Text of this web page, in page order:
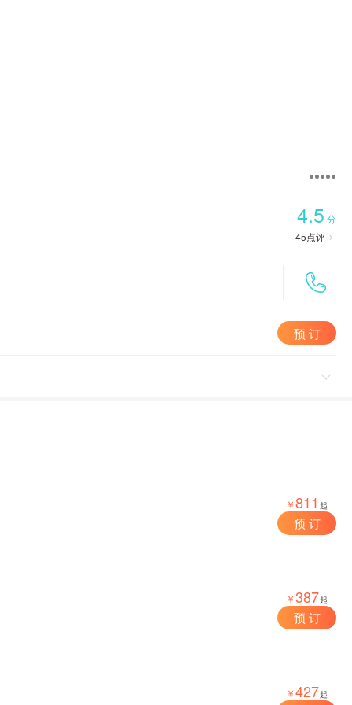
4.5 分
45点评 

预 订

￥811起
预 订
￥387起
预 订
￥427起